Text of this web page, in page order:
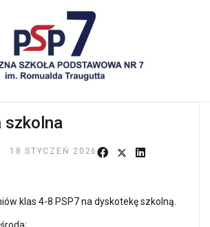
szkolna
18 STYCZEŃ 2026
klas 4-8 PSP7 na dyskotekę szkolną.